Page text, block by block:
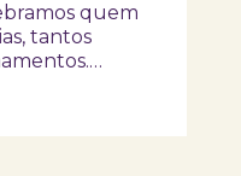
quem
tantos
queremos
e convidar